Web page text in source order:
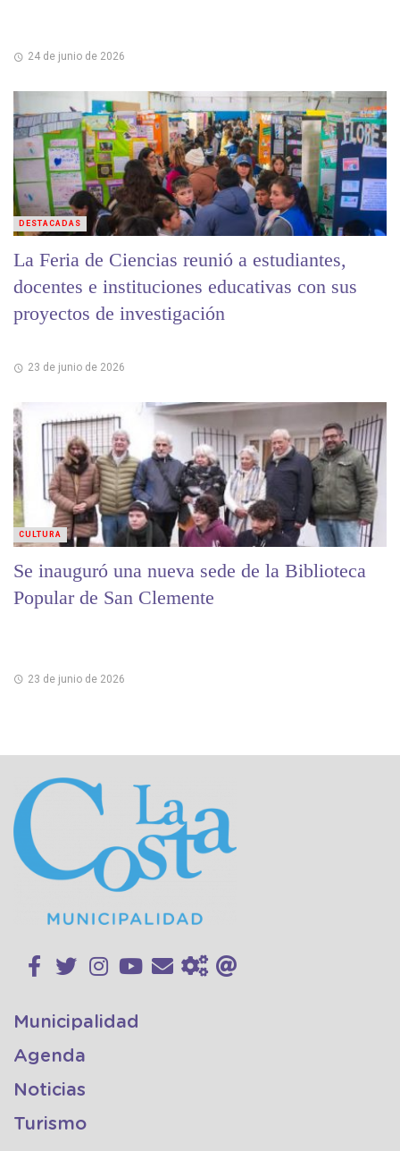
24 de junio de 2026
La Feria de Ciencias reunió a estudiantes,
docentes e instituciones educativas con sus
proyectos de investigación
23 de junio de 2026
DESTACADAS
Se inauguró una nueva sede de la Biblioteca
Popular de San Clemente
23 de junio de 2026
CULTURA
Municipalidad
Agenda
Noticias
Turismo